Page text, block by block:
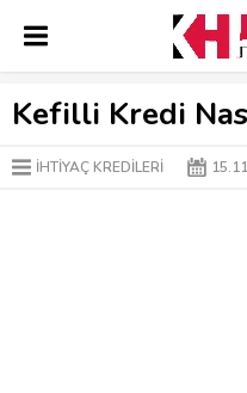
Kefilli Kredi
İHTIYAÇ KREDILERI